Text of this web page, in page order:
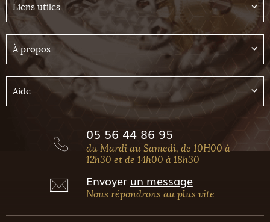
Liens utiles
À propos
Aide
05 56 44 86 95
du Mardi au Samedi, de 10H00 à
12h30 et de 14h00 à 18h30
Envoyer un message
Nous répondrons au plus vite